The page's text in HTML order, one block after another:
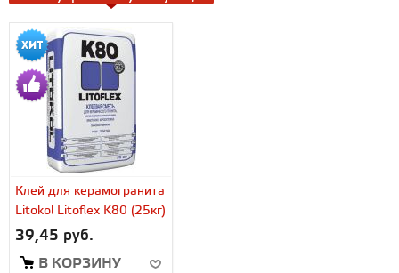
Клей для керамогранита
Litokol Litoflex K80 (25кг)
39,45 руб.
В КОРЗИНУ